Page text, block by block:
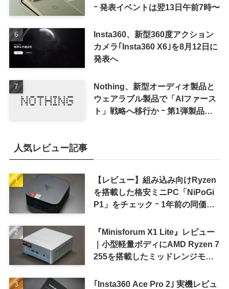
ｰ 発表イベントは翌13日午前7時〜
Insta360、新型360度アクション
カメラ｢Insta360 X6｣を8月12日に
発表へ
Nothing、新型オーディオ製品と
ウェアラブル製品で「AIファース
ト」戦略へ移行か ｰ 第1弾製品は
人気レビュー記事
【レビュー】組み込み向けRyzen
を搭載した格安ミニPC「NiPoGi
P1」をチェック ｰ 1年前の同価格
『Minisforum X1 Lite』レビュー
｜小型軽量ボディにAMD Ryzen 7
255を搭載したミッドレンジモデ
｢Insta360 Ace Pro 2｣ 実機レビュ